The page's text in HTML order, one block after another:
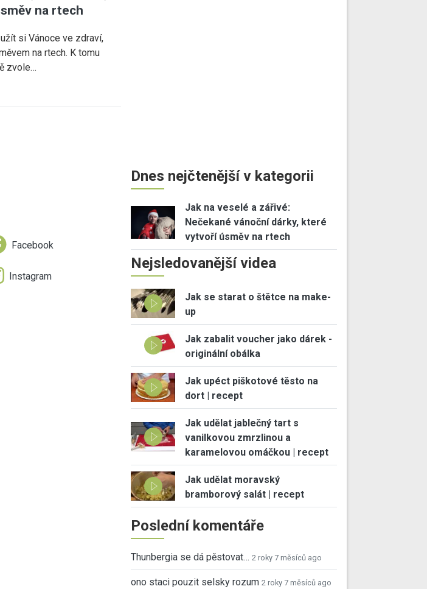
na rtech
si Vánoce ve zdraví,
na rtech. K tomu
zvole…
Facebook
Instagram
Dnes nejčtenější v kategorii
Jak na veselé a zářivé:
Nečekané vánoční dárky, které
vytvoří úsměv na rtech
Nejsledovanější videa
Jak se starat o štětce na make-
up
Jak zabalit voucher jako dárek -
originální obálka
Jak upéct piškotové těsto na
dort | recept
Jak udělat jablečný tart s
vanilkovou zmrzlinou a
karamelovou omáčkou | recept
Jak udělat moravský
bramborový salát | recept
Poslední komentáře
Thunbergia se dá pěstovat… 2 roky 7 měsíců ago
ono staci pouzit selsky rozum 2 roky 7 měsíců ago